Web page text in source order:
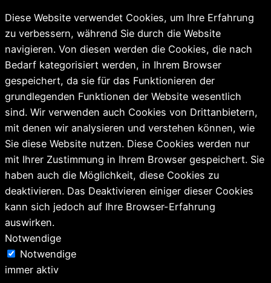
Diese Website verwendet Cookies, um Ihre Erfahrung
zu verbessern, während Sie durch die Website
navigieren. Von diesen werden die Cookies, die nach
Bedarf kategorisiert werden, in Ihrem Browser
gespeichert, da sie für das Funktionieren der
grundlegenden Funktionen der Website wesentlich
sind. Wir verwenden auch Cookies von Drittanbietern,
mit denen wir analysieren und verstehen können, wie
Sie diese Website nutzen. Diese Cookies werden nur
mit Ihrer Zustimmung in Ihrem Browser gespeichert. Sie
haben auch die Möglichkeit, diese Cookies zu
deaktivieren. Das Deaktivieren einiger dieser Cookies
kann sich jedoch auf Ihre Browser-Erfahrung
auswirken.
Notwendige
Notwendige
immer aktiv